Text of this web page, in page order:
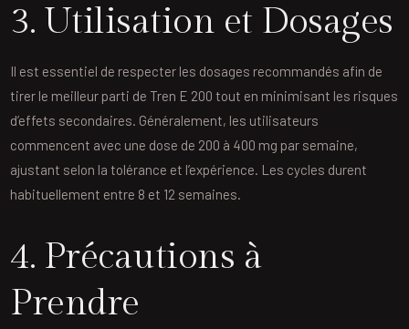
3. Utilisation et Dosages
Il est essentiel de respecter les dosages recommandés afin de
tirer le meilleur parti de Tren E 200 tout en minimisant les risques
d’effets secondaires. Généralement, les utilisateurs
commencent avec une dose de 200 à 400 mg par semaine,
ajustant selon la tolérance et l’expérience. Les cycles durent
habituellement entre 8 et 12 semaines.
4. Précautions à
Prendre